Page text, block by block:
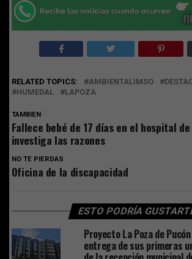
RELATED TOPICS: AMBIENTALIMSO
HUMEDAL
LAPOZA
TAMBIEN
Fallece bebé de 17 días en el hospital
investiga las razones
NO TE PIERDAS
Oficina de la discapacidad
ESTO PODRÍA
Proyecto La Poza de
entrega de sus primeras